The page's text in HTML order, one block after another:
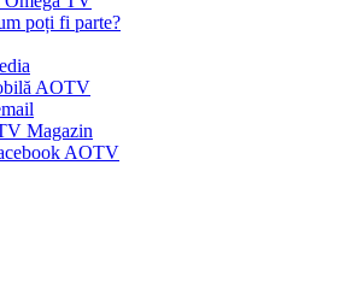
poți fi parte?
AOTV
Magazin
AOTV